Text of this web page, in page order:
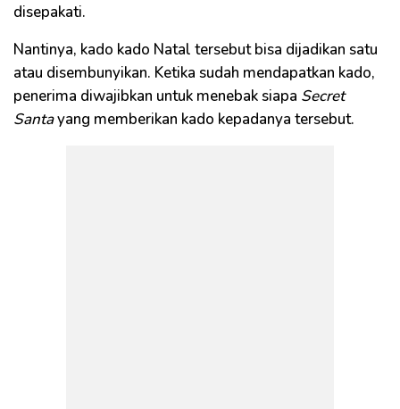
disepakati.
Nantinya, kado kado Natal tersebut bisa dijadikan satu
atau disembunyikan. Ketika sudah mendapatkan kado,
penerima diwajibkan untuk menebak siapa Secret
Santayang memberikan kado kepadanya tersebut.